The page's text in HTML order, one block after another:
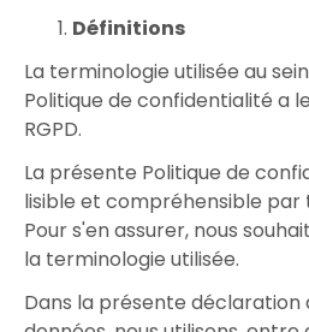
Définitions
La terminologie utilisée au
Politique de confidentialité a
RGPD.
La présente Politique de
lisible et compréhensible par
Pour s'en assurer, nous
la terminologie utilisée.
Dans la présente